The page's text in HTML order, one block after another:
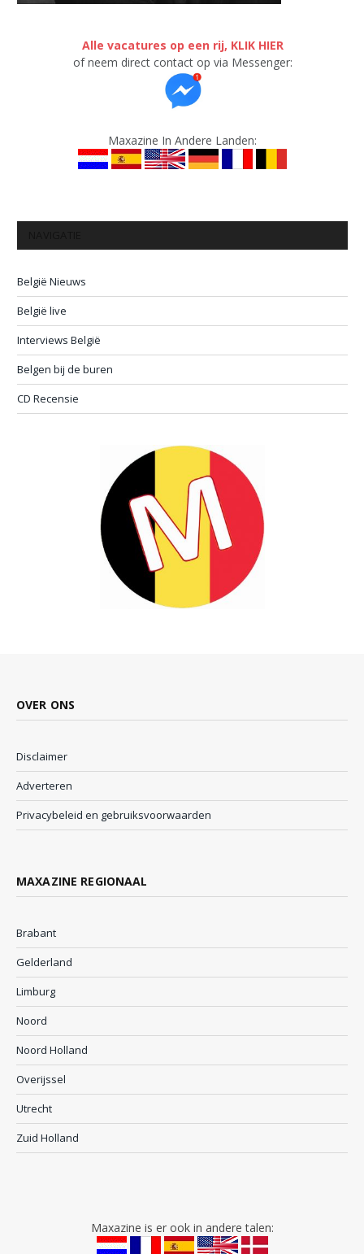
Alle vacatures op een rij, KLIK HIER
of neem direct contact op via Messenger:
Maxazine In Andere Landen:
België Nieuws
België live
Interviews België
Belgen bij de buren
CD Recensie
OVER ONS
Disclaimer
Adverteren
Privacybeleid en gebruiksvoorwaarden
MAXAZINE REGIONAAL
Brabant
Gelderland
Limburg
Noord
Noord Holland
Overijssel
Utrecht
Zuid Holland
Maxazine is er ook in andere talen: